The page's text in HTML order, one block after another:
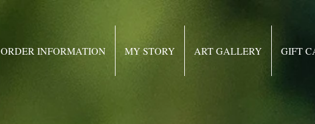
ORDER INFORMATION MY STORY ART GALLERY GIFT